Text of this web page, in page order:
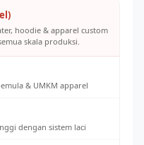
hoodie & apparel custom
skala produksi.
& UMKM apparel
dengan sistem laci